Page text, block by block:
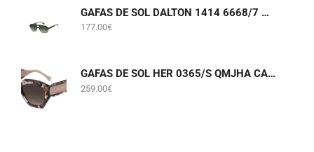
GAFAS DE SOL DALTON 1414 6668/7 GIGI STUDIOS
177.00€
GAFAS DE SOL HER 0365/S QMJHA CAROLINA HERRERA
259.00€